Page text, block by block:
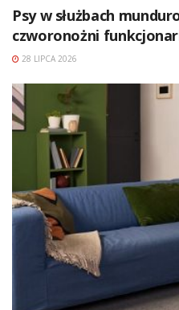
Psy w służbach
czworonożni
28 LIPCA 2026